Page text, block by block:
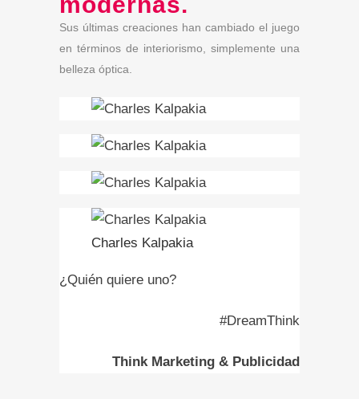
Sus últimas creaciones han cambiado el juego
en términos de interiorismo, simplemente una
belleza óptica.
Charles Kalpakia
¿Quién quiere uno?
#DreamThink
Think Marketing & Publicidad